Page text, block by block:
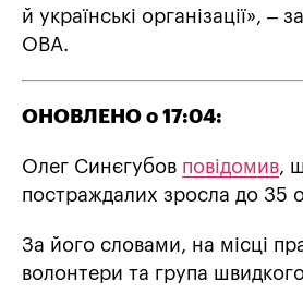
й українські організації», –
ОВА.
ОНОВЛЕНО о 17:04:
Олег Синєгубов повідомив,
постраждалих зросла до 35
За його словами, на місці
волонтери та група